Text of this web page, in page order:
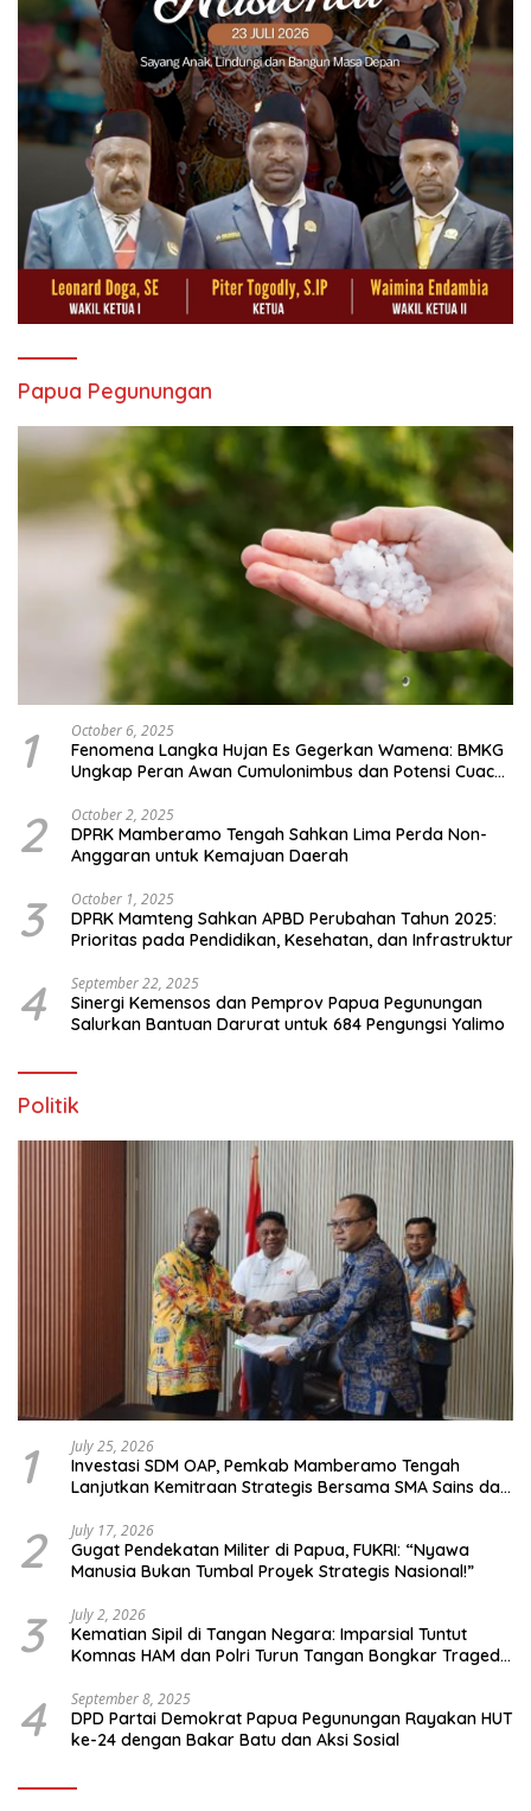
Papua Pegunungan
1 October 6, 2025
Fenomena Langka Hujan Es Gegerkan Wamena: BMKG
Ungkap Peran Awan Cumulonimbus dan Potensi Cuaca
2 October 2, 2025
DPRK Mamberamo Tengah Sahkan Lima Perda Non-
Anggaran untuk Kemajuan Daerah
3 October 1, 2025
DPRK Mamteng Sahkan APBD Perubahan Tahun 2025:
Prioritas pada Pendidikan, Kesehatan, dan Infrastruktur
4 September 22, 2025
Sinergi Kemensos dan Pemprov Papua Pegunungan
Salurkan Bantuan Darurat untuk 684 Pengungsi Yalimo
Politik
1 July 25, 2026
Investasi SDM OAP, Pemkab Mamberamo Tengah
Lanjutkan Kemitraan Strategis Bersama SMA Sains dan
2 July 17, 2026
Gugat Pendekatan Militer di Papua, FUKRI: “Nyawa
Manusia Bukan Tumbal Proyek Strategis Nasional!”
3 July 2, 2026
Kematian Sipil di Tangan Negara: Imparsial Tuntut
Komnas HAM dan Polri Turun Tangan Bongkar Tragedi
4 September 8, 2025
DPD Partai Demokrat Papua Pegunungan Rayakan HUT
ke-24 dengan Bakar Batu dan Aksi Sosial